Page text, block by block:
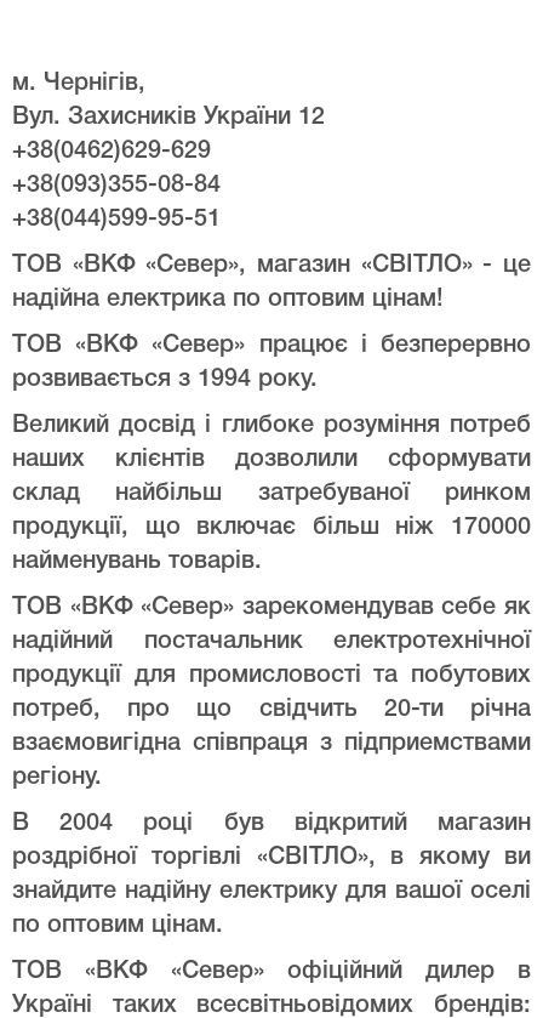
м. Чернігів,
Вул. Захисників України 12
+38(0462)629-629
+38(093)355-08-84
+38(044)599-95-51
ТОВ «ВКФ «Север», магазин «СВІТЛО» - це
надійна електрика по оптовим цінам!
ТОВ «ВКФ «Север» працює і безперервно
розвивається з 1994 року.
Великий досвід і глибоке розуміння потреб
наших клієнтів дозволили сформувати
склад найбільш затребуваної ринком
продукції, що включає більш ніж 170000
найменувань товарів.
ТОВ «ВКФ «Север» зарекомендував себе як
надійний постачальник електротехнічної
продукції для промисловості та побутових
потреб, про що свідчить 20-ти річна
взаємовигідна співпраця з підприемствами
регіону.
В 2004 році був відкритий магазин
роздрібної торгівлі «СВІТЛО», в якому ви
знайдите надійну електрику для вашої оселі
по оптовим цінам.
ТОВ «ВКФ «Север» офіційний дилер в
Україні таких всесвітньовідомих брендів: